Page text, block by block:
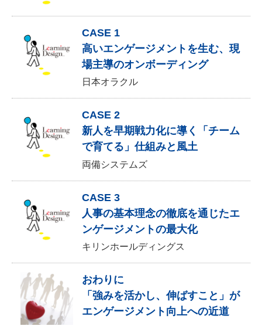
CASE 1
高いエンゲージメントを生む、現
場主導のオンボーディング
日本オラクル
CASE 2
新人を早期戦力化に導く「チーム
で育てる」仕組みと風土
両備システムズ
CASE 3
人事の基本理念の徹底を通じたエ
ンゲージメントの最大化
キリンホールディングス
おわりに
「強みを活かし、伸ばすこと」が
エンゲージメント向上への近道